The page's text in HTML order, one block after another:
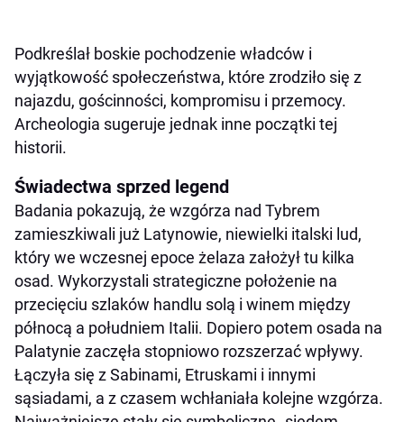
Podkreślał boskie pochodzenie władców i
wyjątkowość społeczeństwa, które zrodziło się z
najazdu, gościnności, kompromisu i przemocy.
Archeologia sugeruje jednak inne początki tej
historii.
Świadectwa sprzed legend
Badania pokazują, że wzgórza nad Tybrem
zamieszkiwali już Latynowie, niewielki italski lud,
który we wczesnej epoce żelaza założył tu kilka
osad. Wykorzystali strategiczne położenie na
przecięciu szlaków handlu solą i winem między
północą a południem Italii. Dopiero potem osada na
Palatynie zaczęła stopniowo rozszerzać wpływy.
Łączyła się z Sabinami, Etruskami i innymi
sąsiadami, a z czasem wchłaniała kolejne wzgórza.